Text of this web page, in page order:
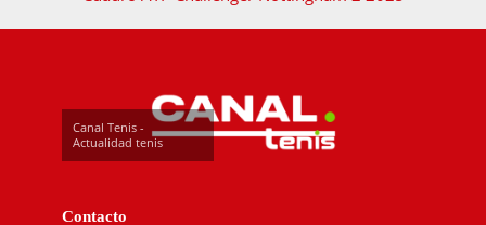
Canal Tenis -
Actualidad tenis
Contacto